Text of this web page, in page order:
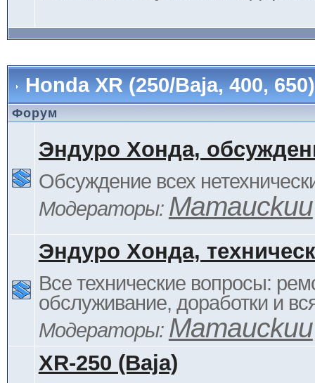
Honda XR (250/Baja, 400,
Форум
Эндуро Хонда,
Обсуждение всех
Модераторы: Mamauckuu
Эндуро Хонда,
Все технические вопросы:
обслуживание, доработки и
Модераторы: Mamauckuu
XR-250 (Baja)